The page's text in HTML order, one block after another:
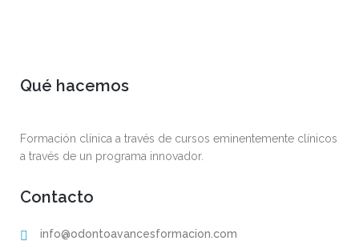
Qué hacemos
Formación clínica a través de cursos eminentemente clínicos
a través de un programa innovador.
Contacto
info@odontoavancesformacion.com